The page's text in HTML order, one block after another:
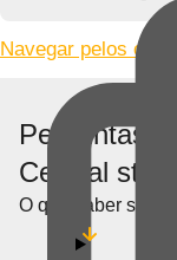
Navegar pelos
Perguntas
Central
O que saber sobre